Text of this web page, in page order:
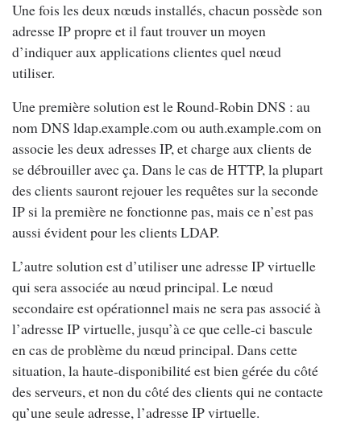
Une fois les deux nœuds installés, chacun possède son
adresse IP propre et il faut trouver un moyen
d’indiquer aux applications clientes quel nœud
utiliser.
Une première solution est le Round-Robin DNS : au
nom DNS ldap.example.com ou auth.example.com on
associe les deux adresses IP, et charge aux clients de
se débrouiller avec ça. Dans le cas de HTTP, la plupart
des clients sauront rejouer les requêtes sur la seconde
IP si la première ne fonctionne pas, mais ce n’est pas
aussi évident pour les clients LDAP.
L’autre solution est d’utiliser une adresse IP virtuelle
qui sera associée au nœud principal. Le nœud
secondaire est opérationnel mais ne sera pas associé à
l’adresse IP virtuelle, jusqu’à ce que celle-ci bascule
en cas de problème du nœud principal. Dans cette
situation, la haute-disponibilité est bien gérée du côté
des serveurs, et non du côté des clients qui ne contacte
qu’une seule adresse, l’adresse IP virtuelle.